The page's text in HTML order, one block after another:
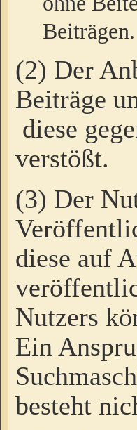
Beiträgen.
(2) Der
Beiträge
diese
verstößt.
(3) Der
diese auf
Nutzers
Ein
besteht